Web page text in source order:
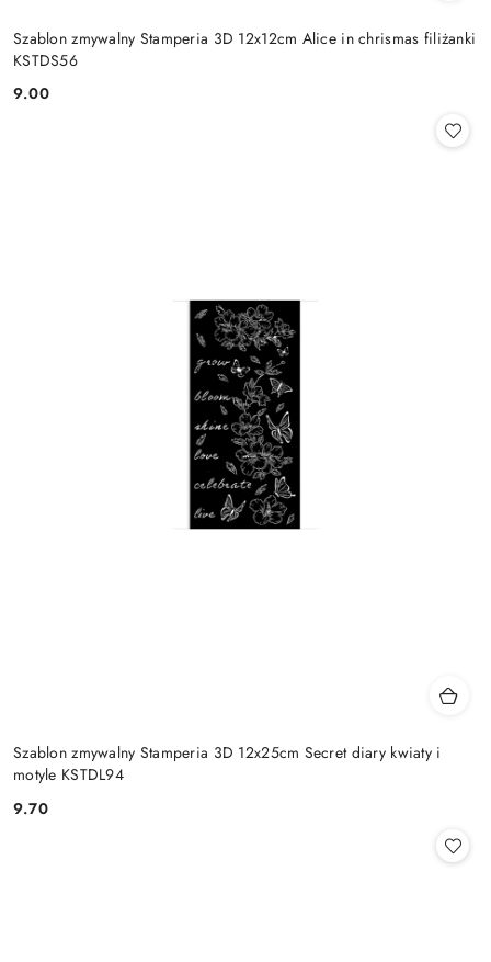
Szablon zmywalny Stamperia 3D 12x12cm Alice in chrismas filiżanki
KSTDS56
Cena:
9.00
Szablon zmywalny Stamperia 3D 12x25cm Secret diary kwiaty i
motyle KSTDL94
Cena:
9.70